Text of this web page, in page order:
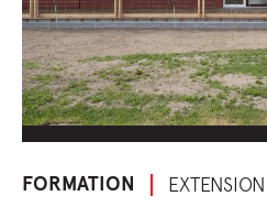
FORMATION